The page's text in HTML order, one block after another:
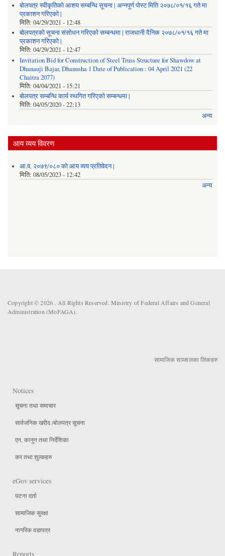
बोलपत्र स्वीकृतिको आशय सम्बन्धि सूचना | अन्नपूर्ण पोस्ट मिति २०७८/०१/१६ गते मा
प्रकाशन गरिएको |
मिति: 04/29/2021 - 12:48
बोलपत्रको सूचना संसोधन गरिएको सम्बन्धमा | राजधानी दैनिक २०७८/०१/१६ गते मा
प्रकाशन गरिएको |
मिति: 04/29/2021 - 12:47
Invitation Bid for Construction of Steel Truss Structure for Shawdow at
Dhanauji Bajar, Dhanusha 1 Date of Publication : 04 April 2021 (22
Chaitra 2077)
मिति: 04/04/2021 - 15:21
बोलपत्र सम्बन्धि कार्य स्थगित गरिएको सम्बन्धमा |
मिति: 04/05/2020 - 22:13
अन्य
आय व्यय विवरण
आ.व. २०७९/०८० को आय व्यय प्रतिवेदन |
मिति: 08/05/2023 - 12:42
अन्य
Copyright © 2026 . All Rights Reserved. Ministry of Federal Affairs and General
Administration (MoFAGA).
सामाजिक सञ्जालका लिंकहरु
Notices
सूचना तथा समाचार
सार्वजनिक खरीद /बोलपत्र सूचना
एन, कानुन तथा निर्देशिका
कर तथा शुल्कहरु
eGov services
घटना दर्ता
सामाजिक सुरक्षा
नागरिक वडापत्र
Reports